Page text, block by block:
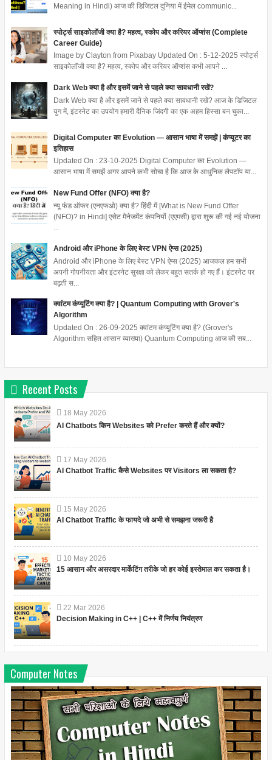
Meaning in Hindi) आज की डिजिटल दुनिया में ईमेल communic...
स्पोर्ट्स साइकोलॉजी क्या है? महत्व, स्कोप और करियर ऑप्शंस (Complete
Career Guide)
Image by Clayton from Pixabay Updated On : 5-12-2025 स्पोर्ट्स
साइकोलॉजी क्या है? महत्व, स्कोप और करियर ऑप्शंस कभी आपने ...
Dark Web क्या है और इसमें जाने से पहले क्या सावधानी रखें?
Dark Web क्या है और इसमें जाने से पहले क्या सावधानी रखें? आज के डिजिटल
युग में, इंटरनेट का उपयोग हमारी दैनिक जिंदगी का एक अहम हिस्सा बन चुका...
Digital Computer का Evolution — आसान भाषा में समझें | कंप्यूटर का
इतिहास
Updated On : 23-10-2025 Digital Computer का Evolution —
आसान भाषा में समझें अगर आपने कभी सोचा है कि आज के आधुनिक लैपटॉप या...
New Fund Offer (NFO) क्या है?
न्यू फंड ऑफर (एनएफओ) क्या है? हिंदी में [What is New Fund Offer
(NFO)? in Hindi] एसेट मैनेजमेंट कंपनियों (एएमसी) द्वारा शुरू की गई नई योजना
Android और iPhone के लिए बेस्ट VPN ऐप्स (2025)
Android और iPhone के लिए बेस्ट VPN ऐप्स (2025) आजकल हम सभी
अपनी गोपनीयता और इंटरनेट सुरक्षा को लेकर बहुत सतर्क हो गए हैं। इंटरनेट पर
बढ़ती स...
क्वांटम कंप्यूटिंग क्या है? | Quantum Computing with Grover's
Algorithm
Updated On : 26-09-2025 क्वांटम कंप्यूटिंग क्या है? (Grover's
Algorithm सहित आसान व्याख्या) Quantum Computing आज की सब...
Recent Posts
18 May 2026
AI Chatbots किन Websites को Prefer करते हैं और क्यों?
17 May 2026
AI Chatbot Traffic कैसे Websites पर Visitors ला सकता है?
15 May 2026
AI Chatbot Traffic के फायदे जो अभी से समझना जरूरी है
10 May 2026
15 आसान और असरदार मार्केटिंग तरीके जो हर कोई इस्तेमाल कर सकता है।
22 Mar 2026
Decision Making in C++ | C++ में निर्णय नियंत्रण
Computer Notes